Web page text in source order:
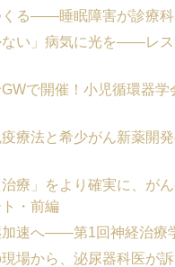
くる――睡眠障害が診療
ない」病気に光を――レ
で開催！小児循環器
療法と希少がん新薬開
治療」をより確実に、
・前編
加速へ――第1回神経治療
場から、泌尿器科医が